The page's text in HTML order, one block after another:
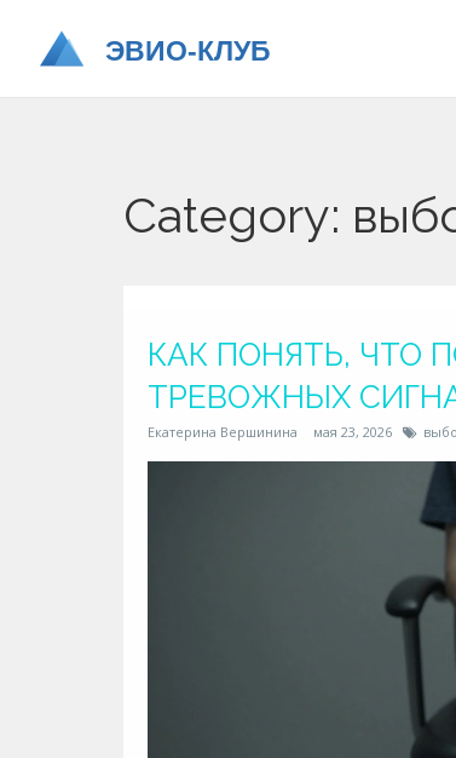
Category:
КАК ПОНЯТЬ, ЧТО
ТРЕВОЖНЫХ
Екатерина Вершинина мая 23, 2026